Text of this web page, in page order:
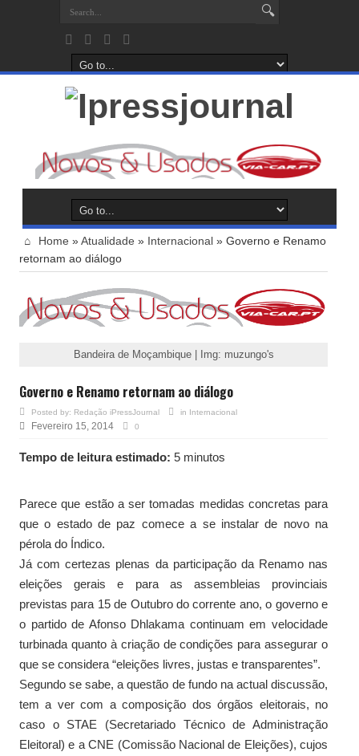
Home »Atualidade » Internacional » Governo e Renamo
retornam ao diálogo
Bandeira de Moçambique | Img: muzungo's
Governo e Renamo retornam ao diálogo
Posted by: Redação iPressJournal in Internacional
Fevereiro 15, 2014 0
Tempo de leitura estimado: 5 minutos
Parece que estão a ser tomadas medidas concretas para
que o estado de paz comece a se instalar de novo na
pérola do Índico.
Já com certezas plenas da participação da Renamo nas
eleições gerais e para as assembleias provinciais
previstas para 15 de Outubro do corrente ano, o governo e
o partido de Afonso Dhlakama continuam em velocidade
turbinada quanto à criação de condições para assegurar o
que se considera “eleições livres, justas e transparentes”.
Segundo se sabe, a questão de fundo na actual discussão,
tem a ver com a composição dos órgãos eleitorais, no
caso o STAE (Secretariado Técnico de Administração
Eleitoral) e a CNE (Comissão Nacional de Eleições), cujos